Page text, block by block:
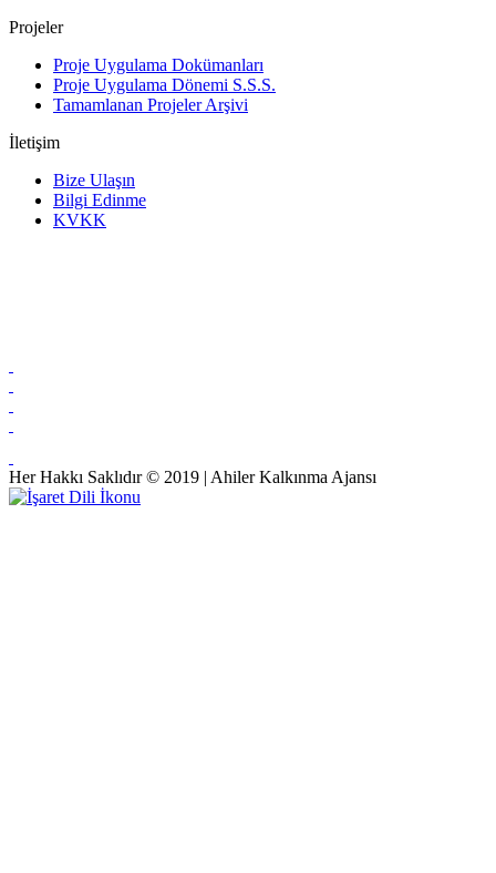
Projeler
Proje Uygulama Dokümanları
Proje Uygulama Dönemi S.S.S.
Tamamlanan Projeler Arşivi
İletişim
Bize Ulaşın
Bilgi Edinme
KVKK
Her Hakkı Saklıdır © 2019 | Ahiler Kalkınma Ajansı